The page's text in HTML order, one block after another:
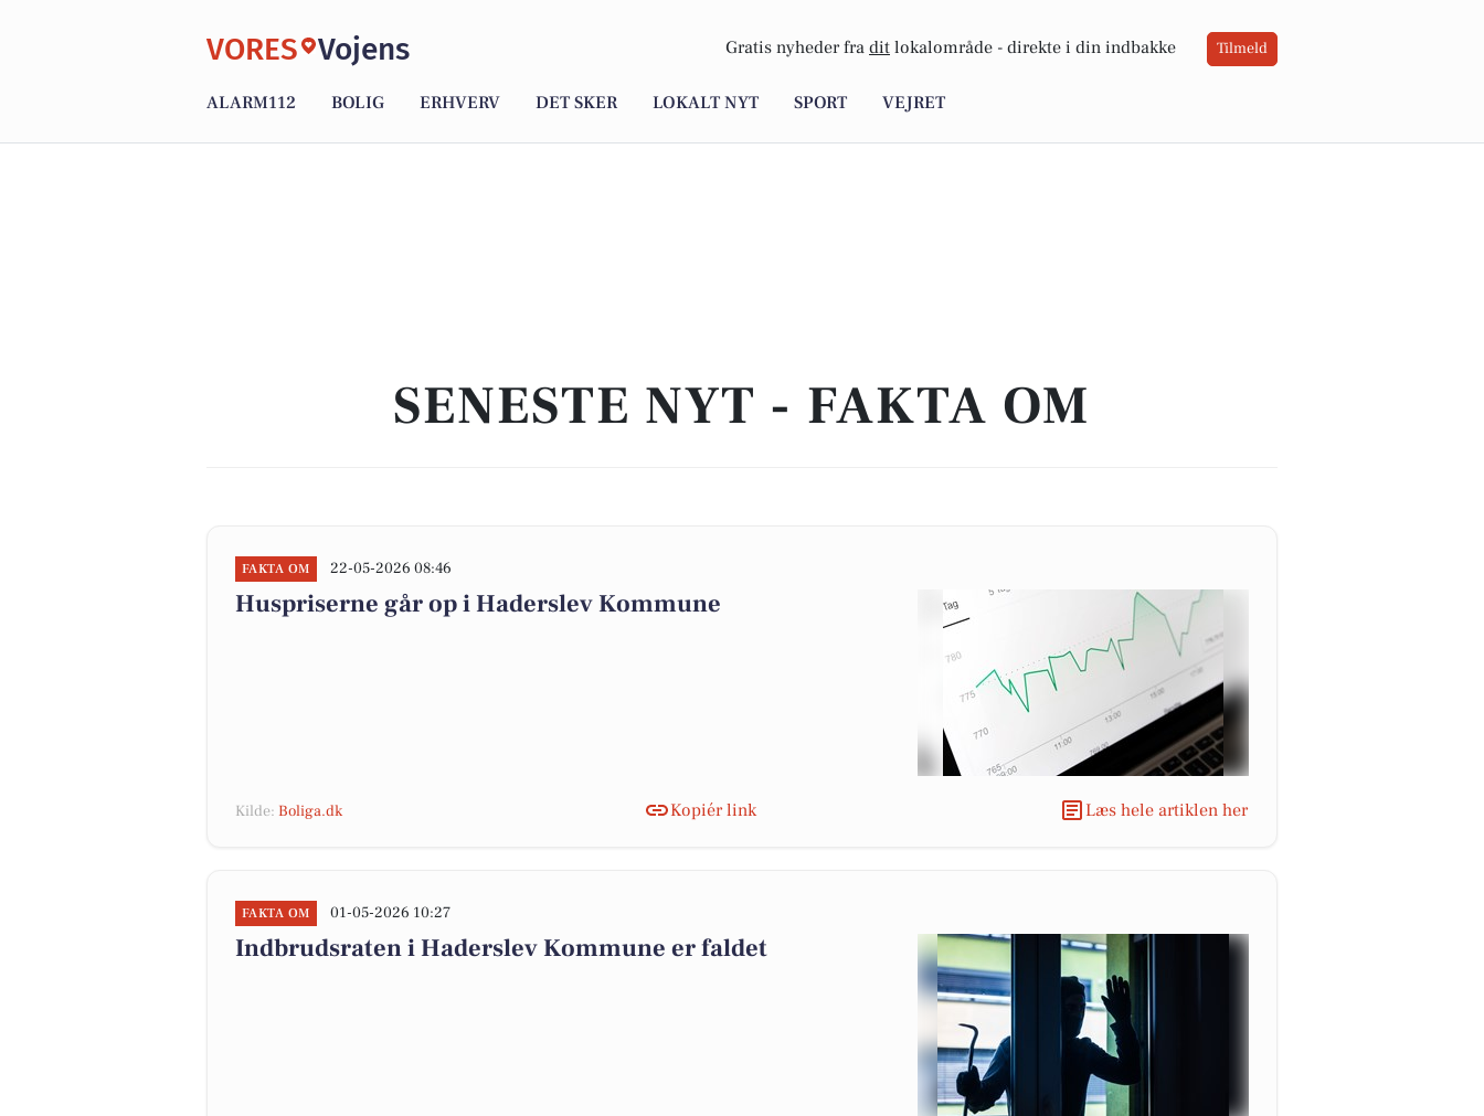
VORES Vojens Gratis nyheder fra dit lokalområde - direkte i din indbakke Tilmeld
ALARM112 BOLIG ERHVERV DET SKER LOKALT NYT SPORT VEJRET
SENESTE NYT - FAKTA OM
FAKTA OM 22-05-2026 08:46
Huspriserne går op i Haderslev Kommune
Kilde: Boliga.dk Kopiér link Læs hele artiklen her
FAKTA OM 01-05-2026 10:27
Indbrudsraten i Haderslev Kommune er faldet